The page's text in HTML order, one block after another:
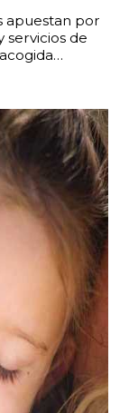
apuestan por
de